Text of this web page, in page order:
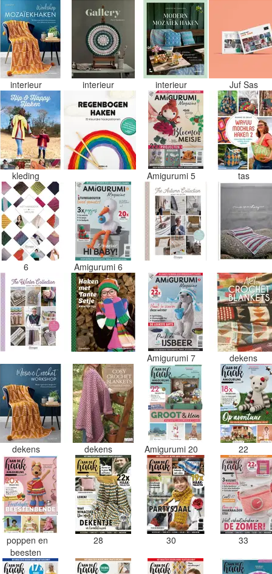
interieur interieur interieur Juf Sas
kleding Amigurumi 5 tas
6 Amigurumi 6
Amigurumi 7 dekens
dekens dekens Amigurumi 20 22
poppen en
beesten
28 30 33